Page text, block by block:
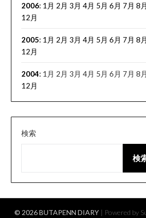
2006: 1月 2月 3月 4月 5月 6月 7月 8月
12月
2005: 1月 2月 3月 4月 5月 6月 7月 8月
12月
2004: 1月 2月 3月 4月 5月 6月 7月 8月
12月
検索
検
© 2026 BUTAPENN DIARY | Powered by